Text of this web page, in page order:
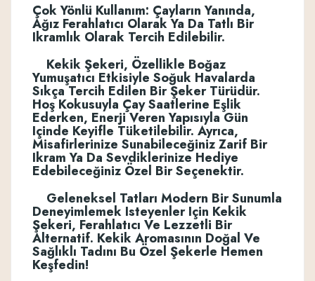
Çok Yönlü Kullanım: Çayların Yanında,
Ağız Ferahlatıcı Olarak Ya Da Tatlı Bir
Ikramlık Olarak Tercih Edilebilir.
Kekik Şekeri, Özellikle Boğaz
Yumuşatıcı Etkisiyle Soğuk Havalarda
Sıkça Tercih Edilen Bir Şeker Türüdür.
Hoş Kokusuyla Çay Saatlerine Eşlik
Ederken, Enerji Veren Yapısıyla Gün
Içinde Keyifle Tüketilebilir. Ayrıca,
Misafirlerinize Sunabileceğiniz Zarif Bir
Ikram Ya Da Sevdiklerinize Hediye
Edebileceğiniz Özel Bir Seçenektir.
Geleneksel Tatları Modern Bir Sunumla
Deneyimlemek Isteyenler Için Kekik
Şekeri, Ferahlatıcı Ve Lezzetli Bir
Alternatif. Kekik Aromasının Doğal Ve
Sağlıklı Tadını Bu Özel Şekerle Hemen
Keşfedin!